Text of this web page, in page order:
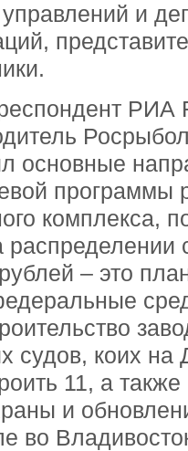
и
РИА
основные
программы
комплекса,
– это
судов, коих
11, а также
и
во